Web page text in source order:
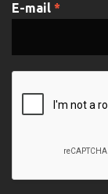
E-mail *